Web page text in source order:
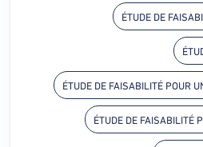
ÉTUDE DE
ÉTUDE DE FAISABILITÉ POUR
ÉTUDE DE FAISABILITÉ